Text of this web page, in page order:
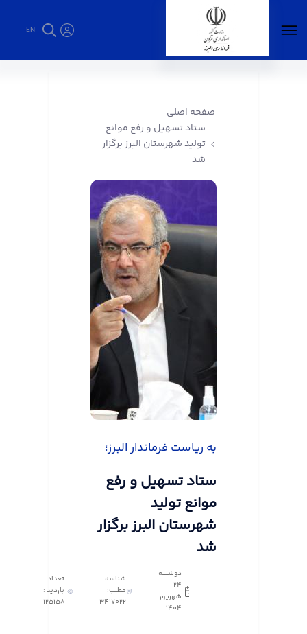
EN
صفحه اصلی
ستاد تسهیل و رفع موانع
تولید شهرستان البرز برگزار
شد
به ریاست فرماندار البرز؛
ستاد تسهیل و رفع
موانع تولید
شهرستان البرز برگزار
شد
دوشنبه
24
شهریور
1404
شناسه
مطلب:
3417022
تعداد
بازدید :
125158